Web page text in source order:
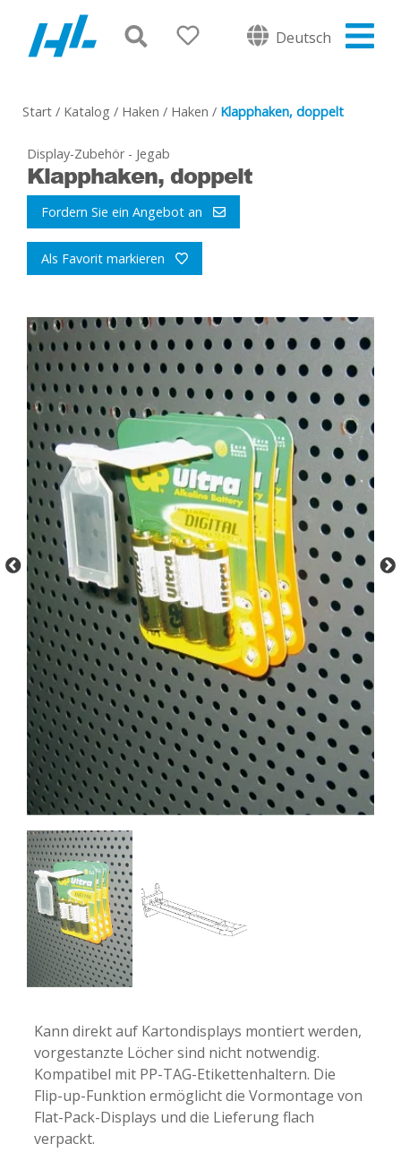
Deutsch
Start / Katalog / Haken / Haken / Klapphaken, doppelt
Display-Zubehör - Jegab
Klapphaken, doppelt
Fordern Sie ein Angebot an
Als Favorit markieren
-
Kann direkt auf Kartondisplays montiert werden,
vorgestanzte Löcher sind nicht notwendig.
Kompatibel mit PP-TAG-Etikettenhaltern. Die
Flip-up-Funktion ermöglicht die Vormontage von
Flat-Pack-Displays und die Lieferung flach
verpackt.